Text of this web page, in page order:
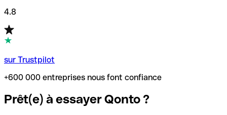
4.8
sur Trustpilot
+600 000 entreprises nous font confiance
Prêt(e) à essayer Qonto ?